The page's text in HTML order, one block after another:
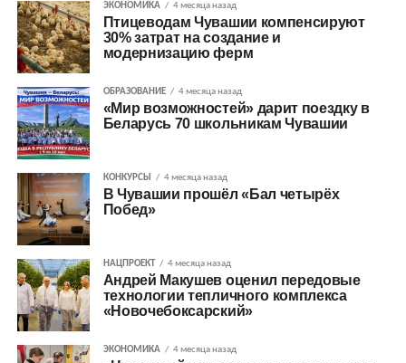
ЭКОНОМИКА 4 месяца назад
Птицеводам Чувашии компенсируют
30% затрат на создание и
модернизацию ферм
ОБРАЗОВАНИЕ 4 месяца назад
«Мир возможностей» дарит поездку в
Беларусь 70 школьникам Чувашии
КОНКУРСЫ 4 месяца назад
В Чувашии прошёл «Бал четырёх
Побед»
НАЦПРОЕКТ 4 месяца назад
Андрей Макушев оценил передовые
технологии тепличного комплекса
«Новочебоксарский»
ЭКОНОМИКА 4 месяца назад